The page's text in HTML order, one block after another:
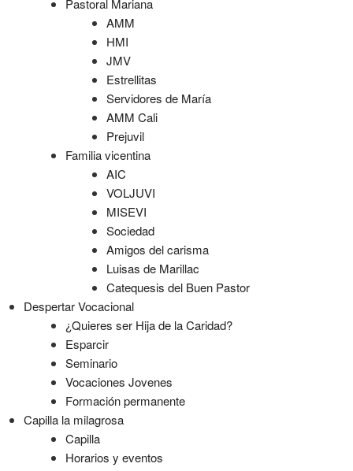
Pastoral Mariana
AMM
HMI
JMV
Estrellitas
Servidores de María
AMM Cali
Prejuvil
Familia vicentina
AIC
VOLJUVI
MISEVI
Sociedad
Amigos del carisma
Luisas de Marillac
Catequesis del Buen Pastor
Despertar Vocacional
¿Quieres ser Hija de la Caridad?
Esparcir
Seminario
Vocaciones Jovenes
Formación permanente
Capilla la milagrosa
Capilla
Horarios y eventos